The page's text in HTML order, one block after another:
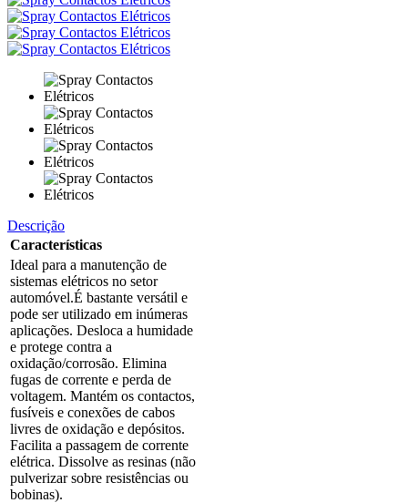
Descrição
Características
Ideal para a manutenção de
sistemas elétricos no setor
automóvel.É bastante versátil e
pode ser utilizado em inúmeras
aplicações. Desloca a humidade
e protege contra a
oxidação/corrosão. Elimina
fugas de corrente e perda de
voltagem. Mantém os contactos,
fusíveis e conexões de cabos
livres de oxidação e depósitos.
Facilita a passagem de corrente
elétrica. Dissolve as resinas (não
pulverizar sobre resistências ou
bobinas).